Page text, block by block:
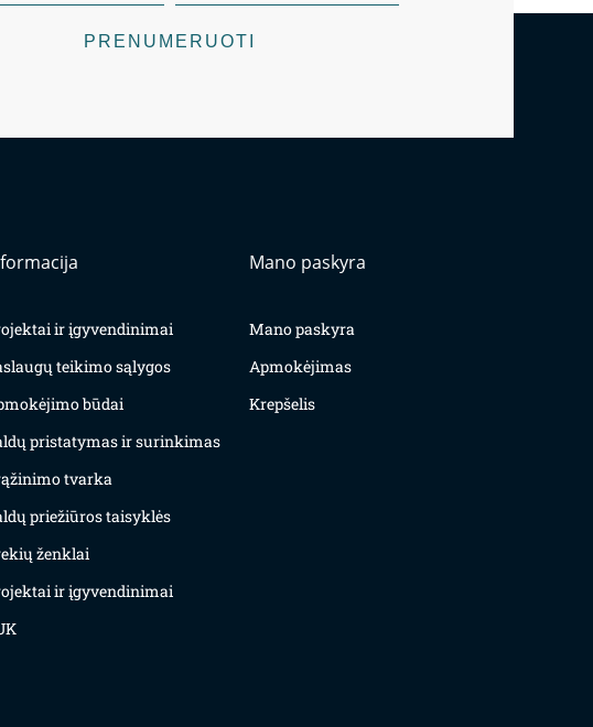
PRENUMERUOTI
ir įgyvendinimai
teikimo sąlygos
būdai
pristatymas ir surinkimas
tvarka
priežiūros taisyklės
ženklai
ir įgyvendinimai
Mano paskyra
Mano paskyra
Apmokėjimas
Krepšelis